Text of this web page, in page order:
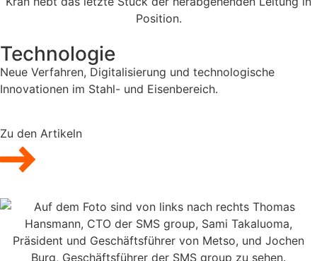
Technologie
Neue Verfahren, Digitalisierung und technologische
Innovationen im Stahl- und Eisenbereich.
Zu den Artikeln